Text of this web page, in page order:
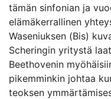
tämän sinfonian ja
elämäkerrallinen
Waseniuksen (Bis)
Scheringin yritystä
Beethovenin
pikemminkin johtaa
teoksen